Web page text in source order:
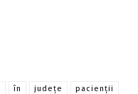
în județe
pacienții